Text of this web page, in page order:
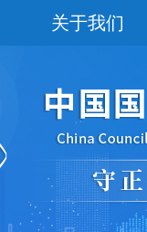
关于我们